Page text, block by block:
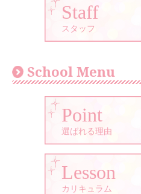
Staff
スタッフ
School Menu
Point
選ばれる理由
Lesson
カリキュラム